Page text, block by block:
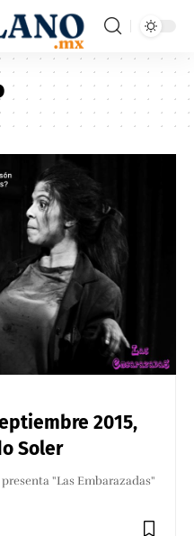
2015,
Soler
"Las Embarazadas"